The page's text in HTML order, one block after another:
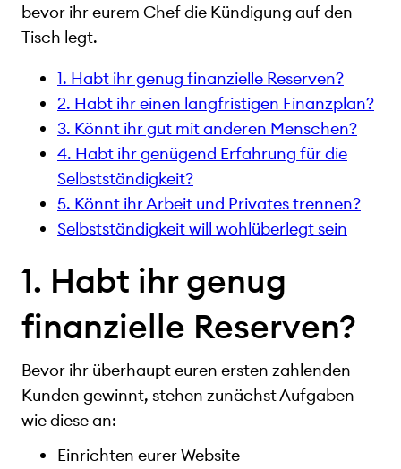
bevor ihr eurem Chef die Kündigung auf den
Tisch legt.
1. Habt ihr genug finanzielle Reserven?
2. Habt ihr einen langfristigen Finanzplan?
3. Könnt ihr gut mit anderen Menschen?
4. Habt ihr genügend Erfahrung für die
Selbstständigkeit?
5. Könnt ihr Arbeit und Privates trennen?
Selbstständigkeit will wohlüberlegt sein
1. Habt ihr genug
finanzielle Reserven?
Bevor ihr überhaupt euren ersten zahlenden
Kunden gewinnt, stehen zunächst Aufgaben
wie diese an:
Einrichten eurer Website